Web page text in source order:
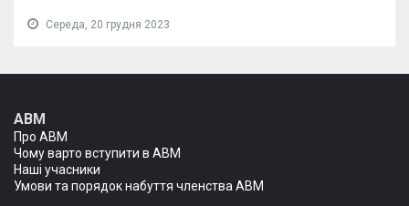
Середа, 20 грудня 2023
АВМ
Про АВМ
Чому варто вступити в АВМ
Наші учасники
Умови та порядок набуття членства АВМ